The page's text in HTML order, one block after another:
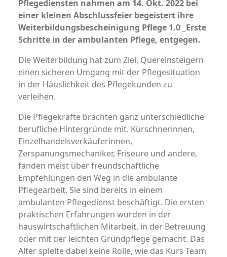
Pflegediensten nahmen am 14. Okt. 2022 bei
einer kleinen Abschlussfeier begeistert ihre
Weiterbildungsbescheinigung Pflege 1.0 _Erste
Schritte in der ambulanten Pflege, entgegen.
Die Weiterbildung hat zum Ziel, Quereinsteigern
einen sicheren Umgang mit der Pflegesituation
in der Häuslichkeit des Pflegekunden zu
verleihen.
Die Pflegekräfte brachten ganz unterschiedliche
berufliche Hintergründe mit. Kürschnerinnen,
Einzelhandelsverkäuferinnen,
Zerspanungsmechaniker, Friseure und andere,
fanden meist über freundschaftliche
Empfehlungen den Weg in die ambulante
Pflegearbeit. Sie sind bereits in einem
ambulanten Pflegedienst beschäftigt. Die ersten
praktischen Erfahrungen wurden in der
hauswirtschaftlichen Mitarbeit, in der Betreuung
oder mit der leichten Grundpflege gemacht. Das
Alter spielte dabei keine Rolle, wie das Kurs Team